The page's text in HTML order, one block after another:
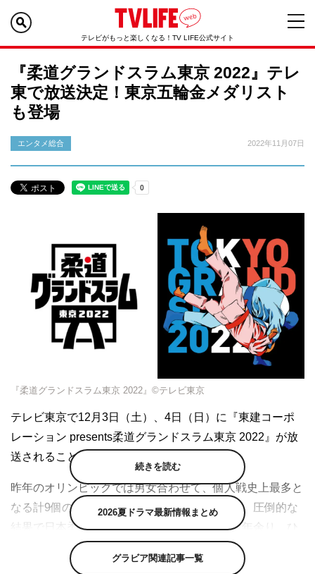
テレビがもっと楽しくなる！TV LIFE公式サイト
『柔道グランドスラム東京 2022』テレ
東で放送決定！東京五輪金メダリスト
も登場
エンタメ総合 2022年11月07日
『柔道グランドスラム東京 2022』©テレビ東京
テレビ東京で12月3日（土）、4日（日）に『東建コーポ
レーション presents柔道グランドスラム東京 2022』が放
送されることが決定した。
昨年のオリンピックでは男女合わせて、個人戦史上最多と
なる計9個の金メダルを獲得した柔道日本代表。圧倒的な
結果で日本柔道の誇りを示した東京五輪から1年余り、ひ
と息つく間もなく2024年パリ五輪に向け、し烈な代表争
いがスタートしている。
続きを読む
2026夏ドラマ最新情報まとめ
グラビア関連記事一覧